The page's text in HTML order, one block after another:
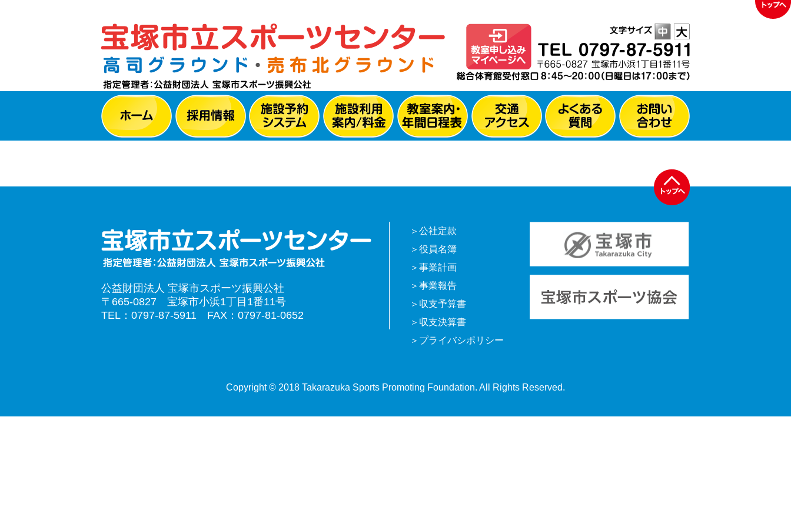
公益財団法人 宝塚市スポーツ振興公社
〒665-0827 宝塚市小浜1丁目1番11号
TEL：0797-87-5911 FAX：0797-81-0652
公社定款
役員名簿
事業計画
事業報告
収支予算書
収支決算書
プライバシポリシー
Copyright © 2018 Takarazuka Sports Promoting Foundation. All Rights Reserved.